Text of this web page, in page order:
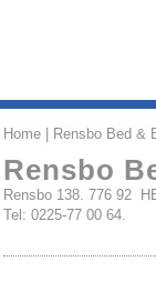
Home | Rensbo Bed &
Rensbo
Rensbo 138. 776 92
Tel: 0225-77 00 64.